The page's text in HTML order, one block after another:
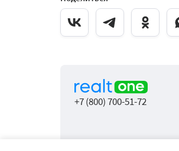
+7 (800) 700-51-72